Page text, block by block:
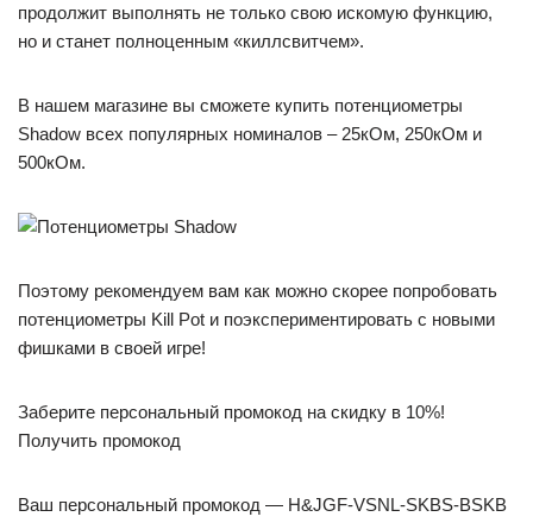
продолжит выполнять не только свою искомую функцию,
но и станет полноценным «киллсвитчем».
В нашем магазине вы сможете купить потенциометры
Shadow всех популярных номиналов – 25кОм, 250кОм и
500кОм.
Поэтому рекомендуем вам как можно скорее попробовать
потенциометры Kill Pot и поэкспериментировать с новыми
фишками в своей игре!
Заберите персональный промокод на скидку в 10%!
Получить промокод
Ваш персональный промокод — H&JGF-VSNL-SKBS-BSKB